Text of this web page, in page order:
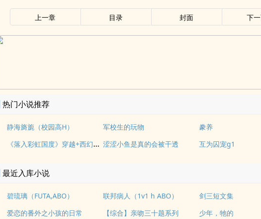
上一章 目录 封面 下
热门小说推荐
静海旖旎（校园高H） 军校生的玩物 豢养
《落入彩虹国度》穿越+西幻+言情 涩涩小鱼是真的会被干透 互为囚宠g1
最近入库小说
碧琉璃（FUTA,ABO） 联邦病人（1v1 h ABO）
剑三短文集
爱恋的番外之小孩的日常
【综合】亲吻三十题系列 少年，牠的